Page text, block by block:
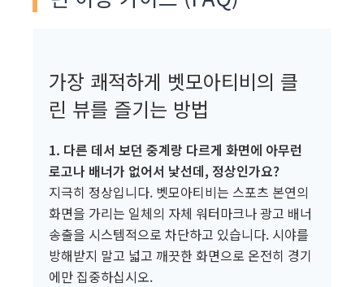
가장 쾌적하게 벳모아티비의 클
린 뷰를 즐기는 방법
1. 다른 데서 보던 중계랑 다르게 화면에 아무런
로고나 배너가 없어서 낯선데, 정상인가요?
지극히 정상입니다. 벳모아티비는 스포츠 본연의
화면을 가리는 일체의 자체 워터마크나 광고 배너
송출을 시스템적으로 차단하고 있습니다. 시야를
방해받지 말고 넓고 깨끗한 화면으로 온전히 경기
에만 집중하십시오.